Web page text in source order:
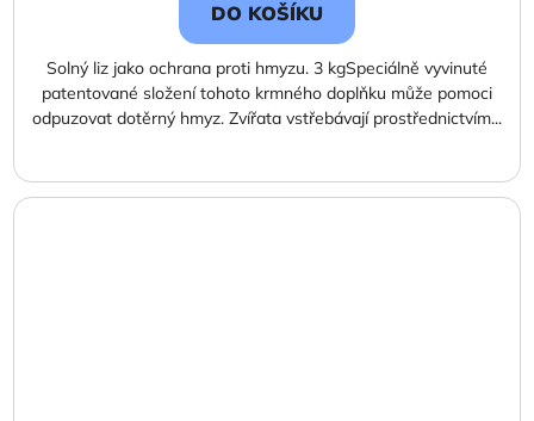
DO KOŠÍKU
Solný liz jako ochrana proti hmyzu. 3 kgSpeciálně vyvinuté
patentované složení tohoto krmného doplňku může pomoci
odpuzovat dotěrný hmyz. Zvířata vstřebávají prostřednictvím...